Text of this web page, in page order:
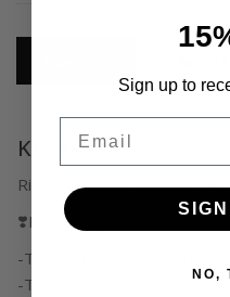
Kuvaus
Ritzy Nails Lac ”Voyage”
❣️Hema-vapaa!
-Täydellinen koostumus.
-Täydellinen pigmentaatio
Sign up to
NO,